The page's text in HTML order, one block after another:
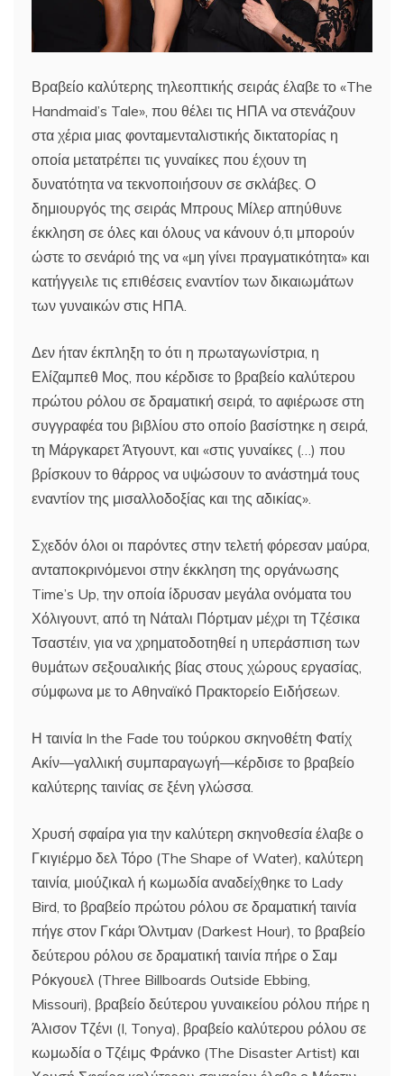
Βραβείο καλύτερης τηλεοπτικής σειράς έλαβε το «The
Handmaid’s Tale», που θέλει τις ΗΠΑ να στενάζουν
στα χέρια μιας φονταμενταλιστικής δικτατορίας η
οποία μετατρέπει τις γυναίκες που έχουν τη
δυνατότητα να τεκνοποιήσουν σε σκλάβες. Ο
δημιουργός της σειράς Μπρους Μίλερ απηύθυνε
έκκληση σε όλες και όλους να κάνουν ό,τι μπορούν
ώστε το σενάριό της να «μη γίνει πραγματικότητα» και
κατήγγειλε τις επιθέσεις εναντίον των δικαιωμάτων
των γυναικών στις ΗΠΑ.
Δεν ήταν έκπληξη το ότι η πρωταγωνίστρια, η
Ελίζαμπεθ Μος, που κέρδισε το βραβείο καλύτερου
πρώτου ρόλου σε δραματική σειρά, το αφιέρωσε στη
συγγραφέα του βιβλίου στο οποίο βασίστηκε η σειρά,
τη Μάργκαρετ Άτγουντ, και «στις γυναίκες (…) που
βρίσκουν το θάρρος να υψώσουν το ανάστημά τους
εναντίον της μισαλλοδοξίας και της αδικίας».
Σχεδόν όλοι οι παρόντες στην τελετή φόρεσαν μαύρα,
ανταποκρινόμενοι στην έκκληση της οργάνωσης
Time’s Up, την οποία ίδρυσαν μεγάλα ονόματα του
Χόλιγουντ, από τη Νάταλι Πόρτμαν μέχρι τη Τζέσικα
Τσαστέιν, για να χρηματοδοτηθεί η υπεράσπιση των
θυμάτων σεξουαλικής βίας στους χώρους εργασίας,
σύμφωνα με το Αθηναϊκό Πρακτορείο Ειδήσεων.
Η ταινία In the Fade του τούρκου σκηνοθέτη Φατίχ
Ακίν—γαλλική συμπαραγωγή—κέρδισε το βραβείο
καλύτερης ταινίας σε ξένη γλώσσα.
Χρυσή σφαίρα για την καλύτερη σκηνοθεσία έλαβε ο
Γκιγιέρμο δελ Τόρο (The Shape of Water), καλύτερη
ταινία, μιούζικαλ ή κωμωδία αναδείχθηκε το Lady
Bird, το βραβείο πρώτου ρόλου σε δραματική ταινία
πήγε στον Γκάρι Όλντμαν (Darkest Hour), το βραβείο
δεύτερου ρόλου σε δραματική ταινία πήρε ο Σαμ
Ρόκγουελ (Three Billboards Outside Ebbing,
Missouri), βραβείο δεύτερου γυναικείου ρόλου πήρε η
Άλισον Τζένι (I, Tonya), βραβείο καλύτερου ρόλου σε
κωμωδία ο Τζέιμς Φράνκο (The Disaster Artist) και